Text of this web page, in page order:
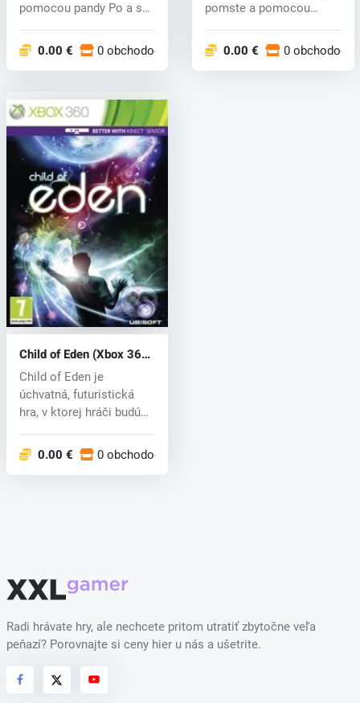
pomocou pandy Po a so
0.00 € 0 obchodoch
pomste a pomocou
0.00 € 0 obchodoch
Child of Eden (Xbox 360)
key
Child of Eden je
úchvatná, futuristická
hra, v ktorej hráči budú
0.00 € 0 obchodoch
Radi hrávate hry, ale nechcete pritom utratiť zbytočne veľa
peňazí? Porovnajte si ceny hier u nás a ušetrite.